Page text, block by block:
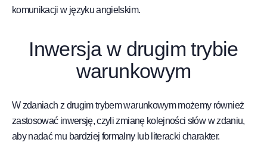
komunikacji w języku angielskim.
Inwersja w drugim trybie
warunkowym
W zdaniach z drugim trybem warunkowym możemy również
zastosować inwersję, czyli zmianę kolejności słów w zdaniu,
aby nadać mu bardziej formalny lub literacki charakter.